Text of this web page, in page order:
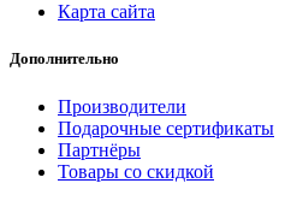
Карта сайта
Дополнительно
Производители
Подарочные сертификаты
Партнёры
Товары со скидкой